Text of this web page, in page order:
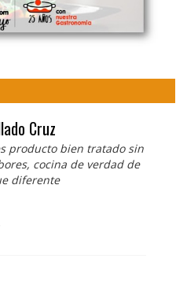
Cruz
producto bien tratado sin
cocina de verdad de
diferente